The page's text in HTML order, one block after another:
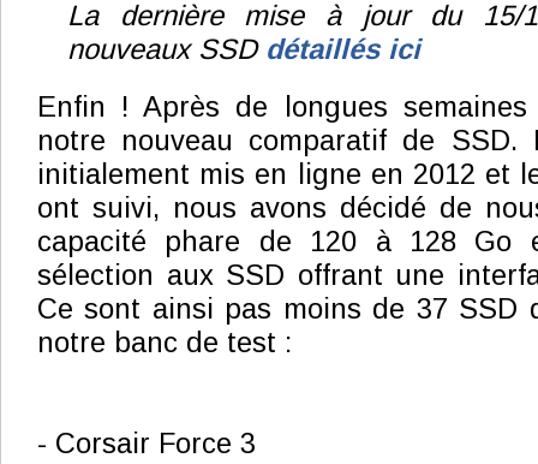
La dernière mise à jour du 15/
nouveaux SSD détaillés ici
Enfin ! Après de longues semaines
notre nouveau comparatif de SSD.
initialement mis en ligne en 2012 et
ont suivi, nous avons décidé de
capacité phare de 120 à 128 Go
sélection aux SSD offrant une
Ce sont ainsi pas moins de 37 SSD
notre banc de test :
- Corsair Force 3